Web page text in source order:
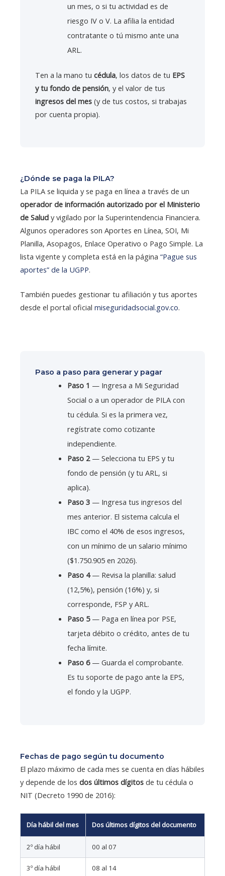
un mes, o si tu actividad es de
riesgo IV o V. La afilia la entidad
contratante o tú mismo ante una
ARL.
Ten a la mano tu cédula, los datos de tu EPS
y tu fondo de pensión, y el valor de tus
ingresos del mes (y de tus costos, si trabajas
por cuenta propia).
¿Dónde se paga la PILA?
La PILA se liquida y se paga en línea a través de un
operador de información autorizado por el Ministerio
de Salud y vigilado por la Superintendencia Financiera.
Algunos operadores son Aportes en Línea, SOI, Mi
Planilla, Asopagos, Enlace Operativo o Pago Simple. La
lista vigente y completa está en la página “Pague sus
aportes” de la UGPP.
También puedes gestionar tu afiliación y tus aportes
desde el portal oficial miseguridadsocial.gov.co.
Paso a paso para generar y pagar
Paso 1 — Ingresa a Mi Seguridad
Social o a un operador de PILA con
tu cédula. Si es la primera vez,
regístrate como cotizante
independiente.
Paso 2— Selecciona tu EPS y tu
fondo de pensión (y tu ARL, si
aplica).
Paso 3— Ingresa tus ingresos del
mes anterior. El sistema calcula el
IBC como el 40% de esos ingresos,
con un mínimo de un salario mínimo
($1.750.905 en 2026).
Paso 4— Revisa la planilla: salud
(12,5%), pensión (16%) y, si
corresponde, FSP y ARL.
Paso 5— Paga en línea por PSE,
tarjeta débito o crédito, antes de tu
fecha límite.
Paso 6— Guarda el comprobante.
Es tu soporte de pago ante la EPS,
el fondo y la UGPP.
Fechas de pago según tu documento
El plazo máximo de cada mes se cuenta en días hábiles
y depende de los dos últimos dígitos de tu cédula o
NIT (Decreto 1990 de 2016):
Día hábil del mes Dos últimos dígitos del documento
2º día hábil 00 al 07
3º día hábil 08 al 14